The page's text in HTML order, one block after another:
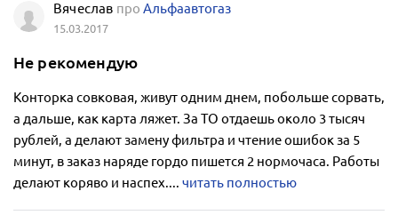
Вячеслав про Альфаавтогаз
15.03.2017
Не рекомендую
Конторка совковая, живут одним днем, побольше сорвать,
а дальше, как карта ляжет. За ТО отдаешь около 3 тысяч
рублей, а делают замену фильтра и чтение ошибок за 5
минут, в заказ наряде гордо пишется 2 нормочаса. Работы
делают коряво и наспех.... читать полностью